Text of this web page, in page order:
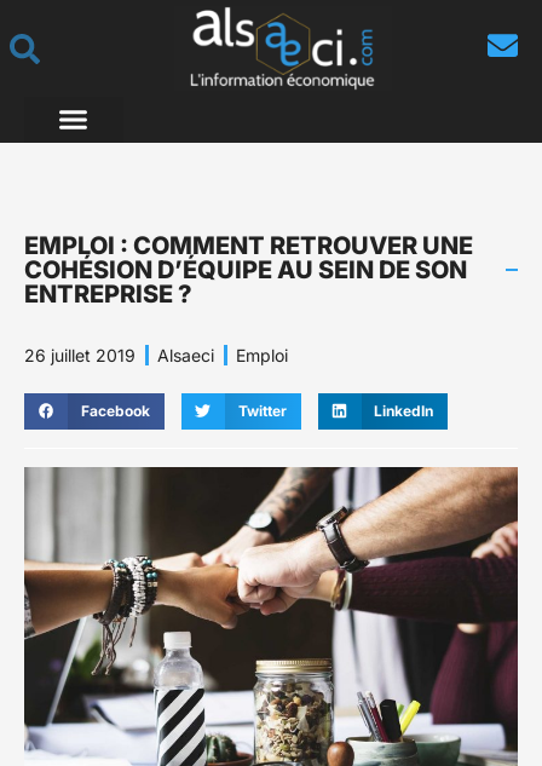
EMPLOI : COMMENT RETROUVER UNE
COHÉSION D’ÉQUIPE AU SEIN DE SON
ENTREPRISE ?
26 juillet 2019 Alsaeci Emploi
Facebook Twitter LinkedIn